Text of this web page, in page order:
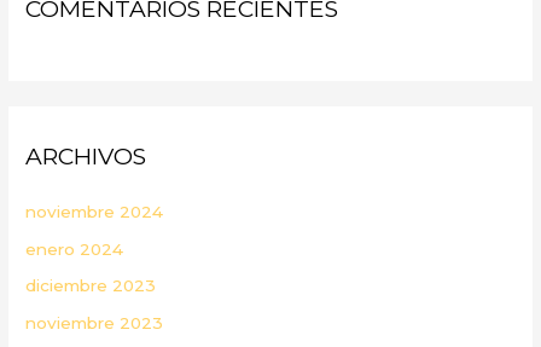
COMENTARIOS RECIENTES
ARCHIVOS
noviembre 2024
enero 2024
diciembre 2023
noviembre 2023